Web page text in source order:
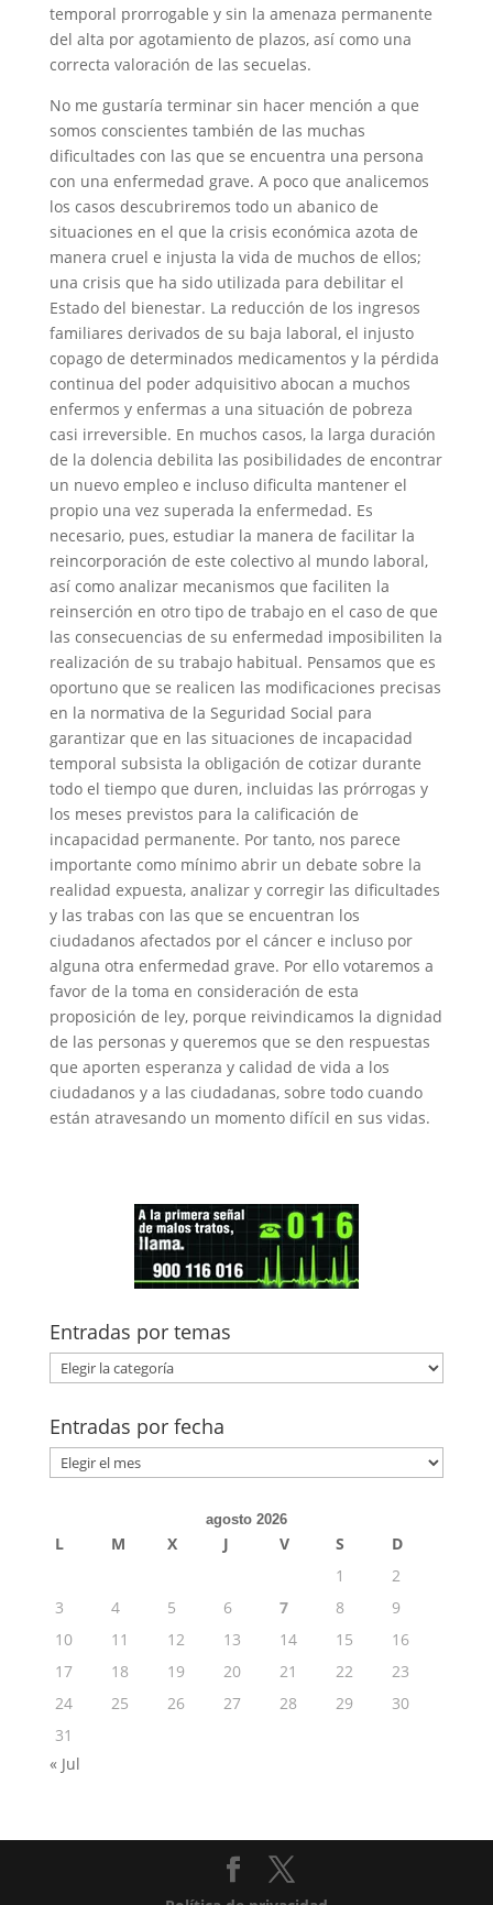
temporal prorrogable y sin la amenaza permanente
del alta por agotamiento de plazos, así como una
correcta valoración de las secuelas.
No me gustaría terminar sin hacer mención a que
somos conscientes también de las muchas
dificultades con las que se encuentra una persona
con una enfermedad grave. A poco que analicemos
los casos descubriremos todo un abanico de
situaciones en el que la crisis económica azota de
manera cruel e injusta la vida de muchos de ellos;
una crisis que ha sido utilizada para debilitar el
Estado del bienestar. La reducción de los ingresos
familiares derivados de su baja laboral, el injusto
copago de determinados medicamentos y la pérdida
continua del poder adquisitivo abocan a muchos
enfermos y enfermas a una situación de pobreza
casi irreversible. En muchos casos, la larga duración
de la dolencia debilita las posibilidades de encontrar
un nuevo empleo e incluso dificulta mantener el
propio una vez superada la enfermedad. Es
necesario, pues, estudiar la manera de facilitar la
reincorporación de este colectivo al mundo laboral,
así como analizar mecanismos que faciliten la
reinserción en otro tipo de trabajo en el caso de que
las consecuencias de su enfermedad imposibiliten la
realización de su trabajo habitual. Pensamos que es
oportuno que se realicen las modificaciones precisas
en la normativa de la Seguridad Social para
garantizar que en las situaciones de incapacidad
temporal subsista la obligación de cotizar durante
todo el tiempo que duren, incluidas las prórrogas y
los meses previstos para la calificación de
incapacidad permanente. Por tanto, nos parece
importante como mínimo abrir un debate sobre la
realidad expuesta, analizar y corregir las dificultades
y las trabas con las que se encuentran los
ciudadanos afectados por el cáncer e incluso por
alguna otra enfermedad grave. Por ello votaremos a
favor de la toma en consideración de esta
proposición de ley, porque reivindicamos la dignidad
de las personas y queremos que se den respuestas
que aporten esperanza y calidad de vida a los
ciudadanos y a las ciudadanas, sobre todo cuando
están atravesando un momento difícil en sus vidas.
Entradas por temas
Entradas
por
Entradas por fecha
Entradas
por
agosto 2026
L M X J V S
D
1
2
3
4 5 6 7 8
9
10
11 12 13 14 15
16
17
18 19 20 21 22
23
24
25 26 27 28 29
30
31
« Jul